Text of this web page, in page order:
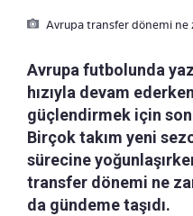
Avrupa transfer dönemi ne
Avrupa futbolunda
hızıyla devam
güçlendirmek için son
Birçok takım yeni
sürecine
transfer dönemi ne
da gündeme taşıdı.